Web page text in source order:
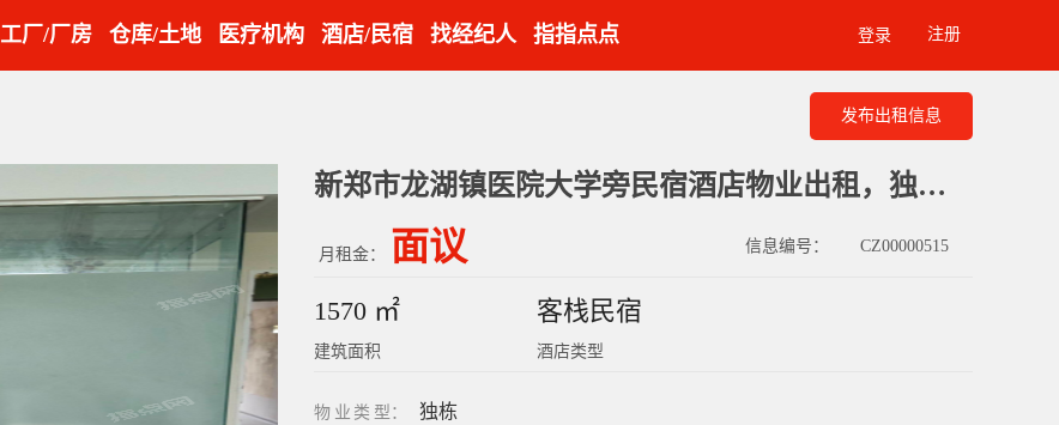
工厂/厂房 仓库/土地 医疗机构 酒店/民宿 找经纪人 指指点点 登录 注册
发布出租信息
新郑市龙湖镇医院大学旁民宿酒店物业出租，独栋，1570平
月租金： 面议 信息编号： CZ00000515
1570 ㎡
建筑面积
客栈民宿
酒店类型
物业类型 ： 独栋